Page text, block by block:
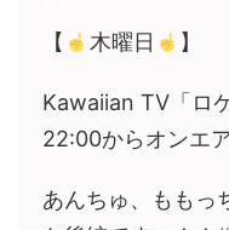
【 木曜日 】
Kawaiian TV「ロ
22:00からオンエ
あんちゅ、ももっ